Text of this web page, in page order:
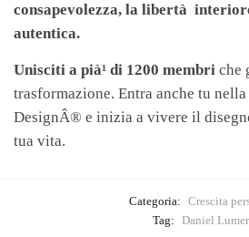
consapevolezza, la libertà
autentica.
Unisciti a pià¹ di 1200 membri che
trasformazione. Entra anche tu
DesignÂ® e inizia a vivere il
tua vita.
Categoria: Crescita
Tag: Daniel